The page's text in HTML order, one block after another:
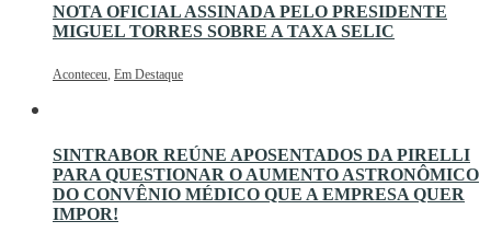
NOTA OFICIAL ASSINADA PELO PRESIDENTE
MIGUEL TORRES SOBRE A TAXA SELIC
Aconteceu, Em Destaque
SINTRABOR REÚNE APOSENTADOS DA PIRELLI
PARA QUESTIONAR O AUMENTO ASTRONÔMICO
DO CONVÊNIO MÉDICO QUE A EMPRESA QUER
IMPOR!